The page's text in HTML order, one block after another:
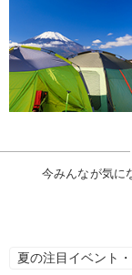
今みんなが気に
夏の注目イベント